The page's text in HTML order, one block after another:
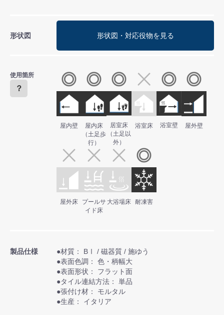
形状図 形状図・対応役物を見る
使用箇所
？
屋内壁
屋内床
（土足歩
行）
居室床
（土足以
外）
浴室床 浴室壁 屋外壁
屋外床
プールサ
イド床
大浴場床 耐凍害
製品仕様
●材質： BⅠ / 磁器質 / 施ゆう
●表面色調： 色・柄幅大
●表面形状： フラット面
●タイル連結方法： 単品
●張付け材： モルタル
●生産： イタリア